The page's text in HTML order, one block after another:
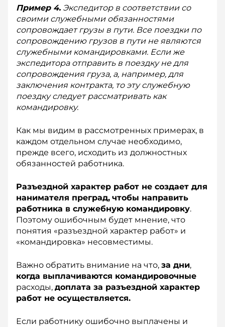
Пример 4. Экспедитор в соответствии со
своими служебными обязанностями
сопровождает грузы в пути. Все поездки по
сопровождению грузов в пути не являются
служебными командировками. Если же
экспедитора отправить в поездку не для
сопровождения груза, а, например, для
заключения контракта, то эту служебную
поездку следует рассматривать как
командировку.
Как мы видим в рассмотренных примерах, в
каждом отдельном случае необходимо,
прежде всего, исходить из должностных
обязанностей работника.
Разъездной характер работ не создает для
нанимателя преград, чтобы направить
работника в служебную командировку.
Поэтому ошибочным будет мнение, что
понятия «разъездной характер работ» и
«командировка» несовместимы.
Важно обратить внимание на что, за дни,
когда выплачиваются командировочные
расходы, доплата за разъездной характер
работ не осуществляется.
Если работнику ошибочно выплачены и